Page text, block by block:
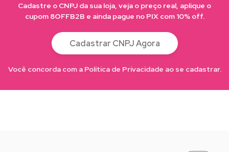
Cadastre o CNPJ da sua loja, veja o preço real, aplique o
cupom 8OFFB2B e ainda pague no PIX com 10% off.
Cadastrar CNPJ Agora
Você concorda com a Política de Privacidade ao se cadastrar.